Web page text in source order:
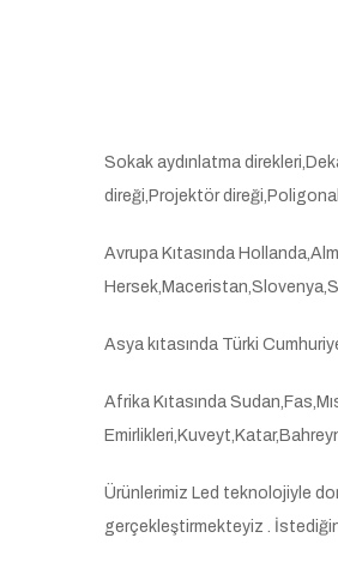
Sokak aydınlatma
direği,Projektör
Avrupa Kıtasında
Asya kıtasında Türki
Afrika Kıtasında
Ürünlerimiz Led teknolojiyle
gerçekleştirmekteyiz .